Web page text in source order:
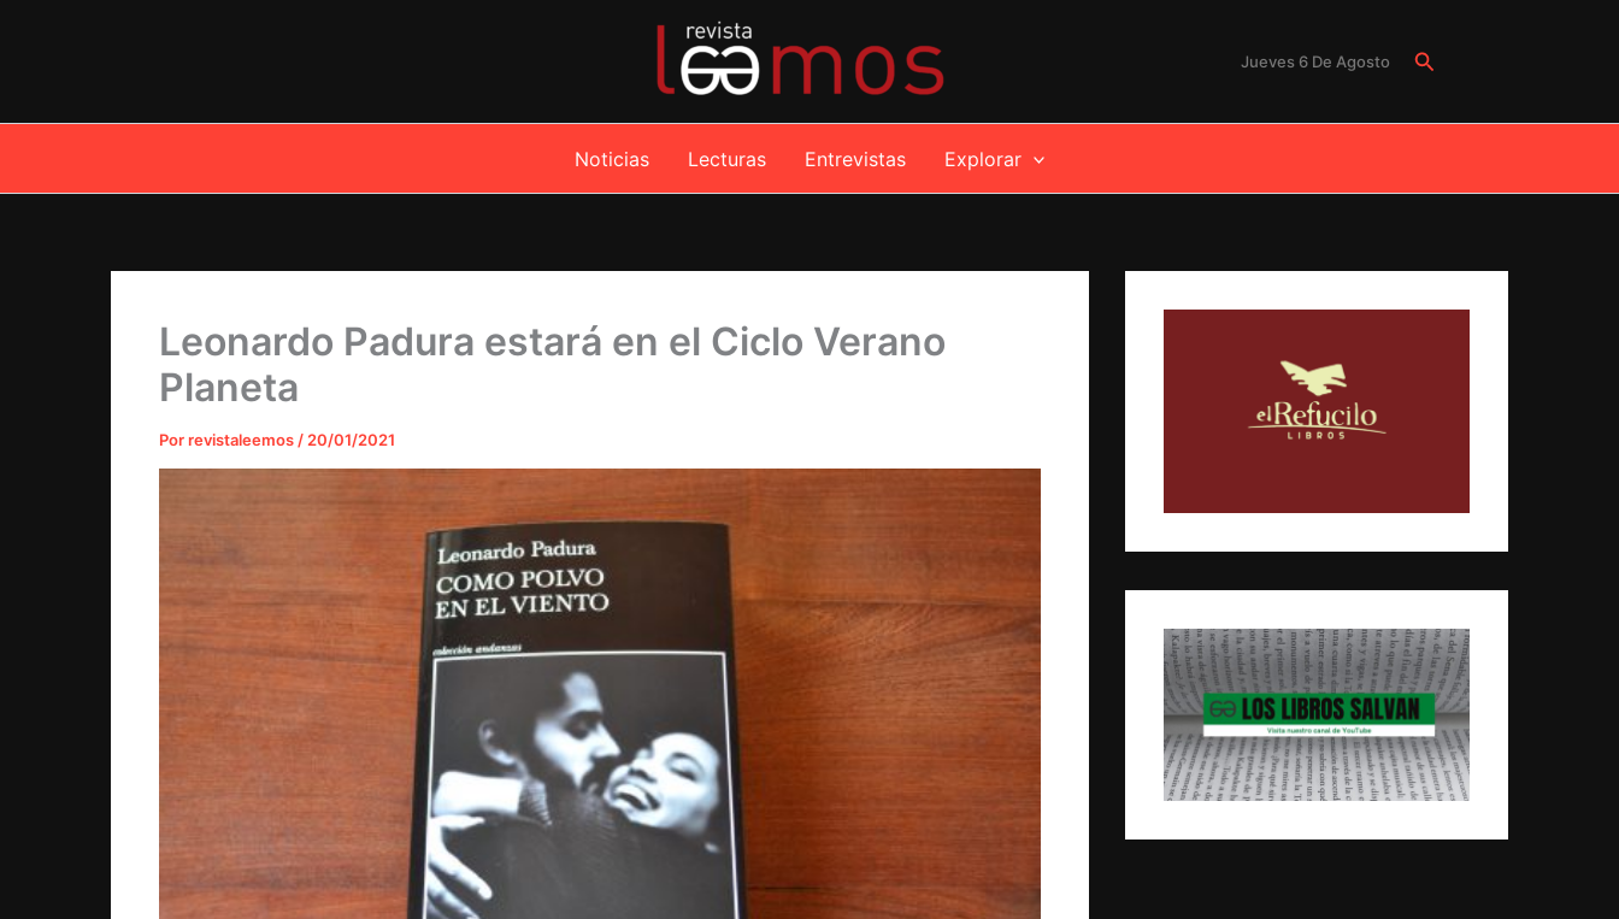
Jueves 6 De Agosto Buscar
Noticias Lecturas Entrevistas Explorar
Leonardo Padura estará en el Ciclo Verano
Planeta
Porrevistaleemos / 20/01/2021